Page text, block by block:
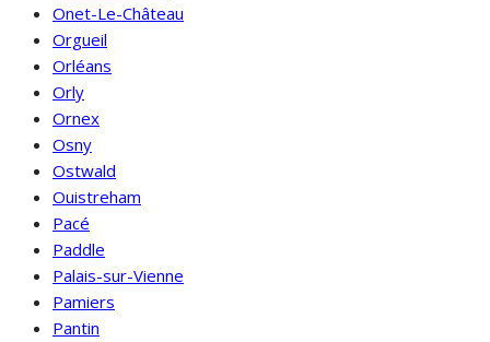
Onet-Le-Château
Orgueil
Orléans
Orly
Ornex
Osny
Ostwald
Ouistreham
Pacé
Paddle
Palais-sur-Vienne
Pamiers
Pantin